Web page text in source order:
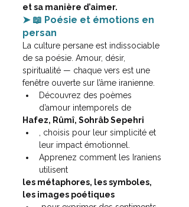
et sa manière d’aimer.
➤ 📖 Poésie et émotions en
persan
La culture persane est indissociable
de sa poésie. Amour, désir,
spiritualité — chaque vers est une
fenêtre ouverte sur l’âme iranienne.
Découvrez des poèmes
d’amour intemporels de
Hafez, Rûmî, Sohrâb Sepehri
, choisis pour leur simplicité et
leur impact émotionnel.
Apprenez comment les Iraniens
utilisent
les métaphores, les symboles,
les images poétiques